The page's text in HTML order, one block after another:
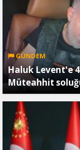
GÜNDEM
Haluk Levent'e
Müteahhit